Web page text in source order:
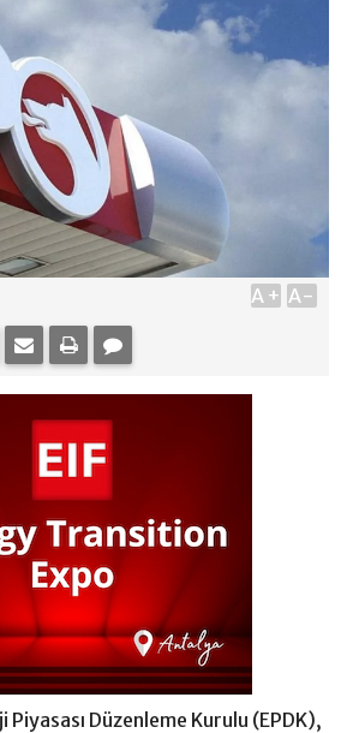
A+ A-
Düzenleme Kurulu (EPDK),